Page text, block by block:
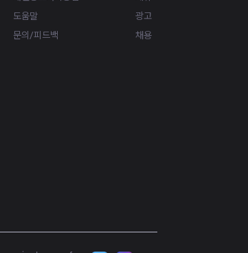
도움말
문의/피드백
광고
채용